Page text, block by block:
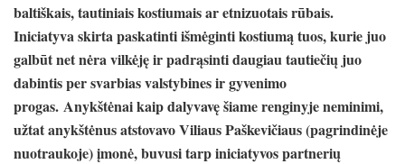
baltiškais, tautiniais kostiumais ar etnizuotais rūbais.
Iniciatyva skirta paskatinti išmėginti kostiumą tuos, kurie juo
galbūt net nėra vilkėję ir padrąsinti daugiau tautiečių juo
dabintis per svarbias valstybines ir gyvenimo
progas. Anykštėnai kaip dalyvavę šiame renginyje neminimi,
užtat anykštėnus atstovavo Viliaus Paškevičiaus (pagrindinėje
nuotraukoje) įmonė, buvusi tarp iniciatyvos partnerių